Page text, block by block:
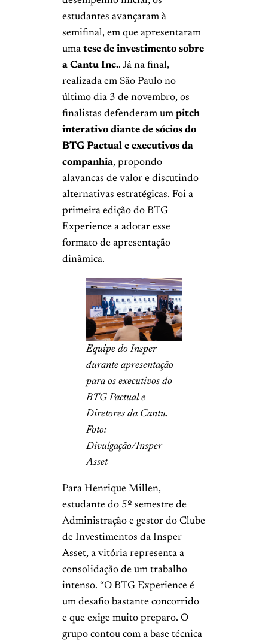
estudantes avançaram à
semifinal, em que apresentaram
uma tese de investimento sobre
a Cantu Inc.. Já na final,
realizada em São Paulo no
último dia 3 de novembro, os
finalistas defenderam um pitch
interativo diante de sócios do
BTG Pactual e executivos da
companhia, propondo
alavancas de valor e discutindo
alternativas estratégicas. Foi a
primeira edição do BTG
Experience a adotar esse
formato de apresentação
dinâmica.
Equipe do Insper
durante apresentação
para os executivos do
BTG Pactual e
Diretores da Cantu.
Foto:
Divulgação/Insper
Asset
Para Henrique Millen,
estudante do 5º semestre de
Administração e gestor do Clube
de Investimentos da Insper
Asset, a vitória representa a
consolidação de um trabalho
intenso. “O BTG Experience é
um desafio bastante concorrido
e que exige muito preparo. O
grupo contou com a base técnica